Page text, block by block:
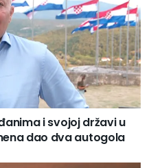
i svojoj državi u
dao dva autogola